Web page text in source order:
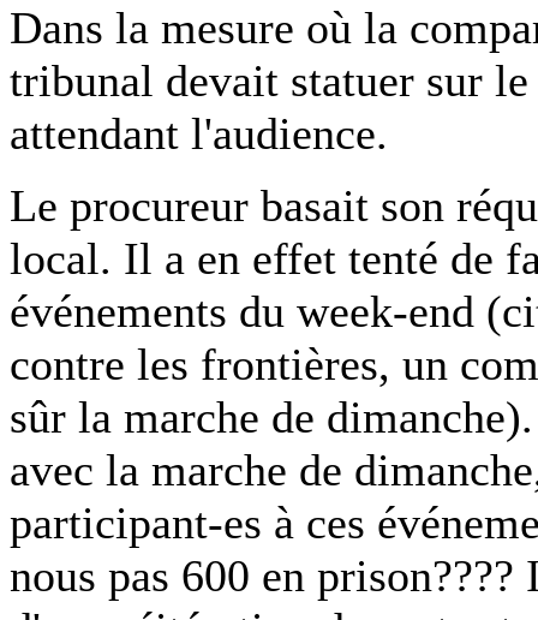
Dans la mesure où la
tribunal devait statuer sur
attendant l'audience.
Le procureur basait son
local. Il a en effet tenté de
événements du week-end
contre les frontières, un
sûr la marche de
avec la marche de
participant-es à ces
nous pas 600 en